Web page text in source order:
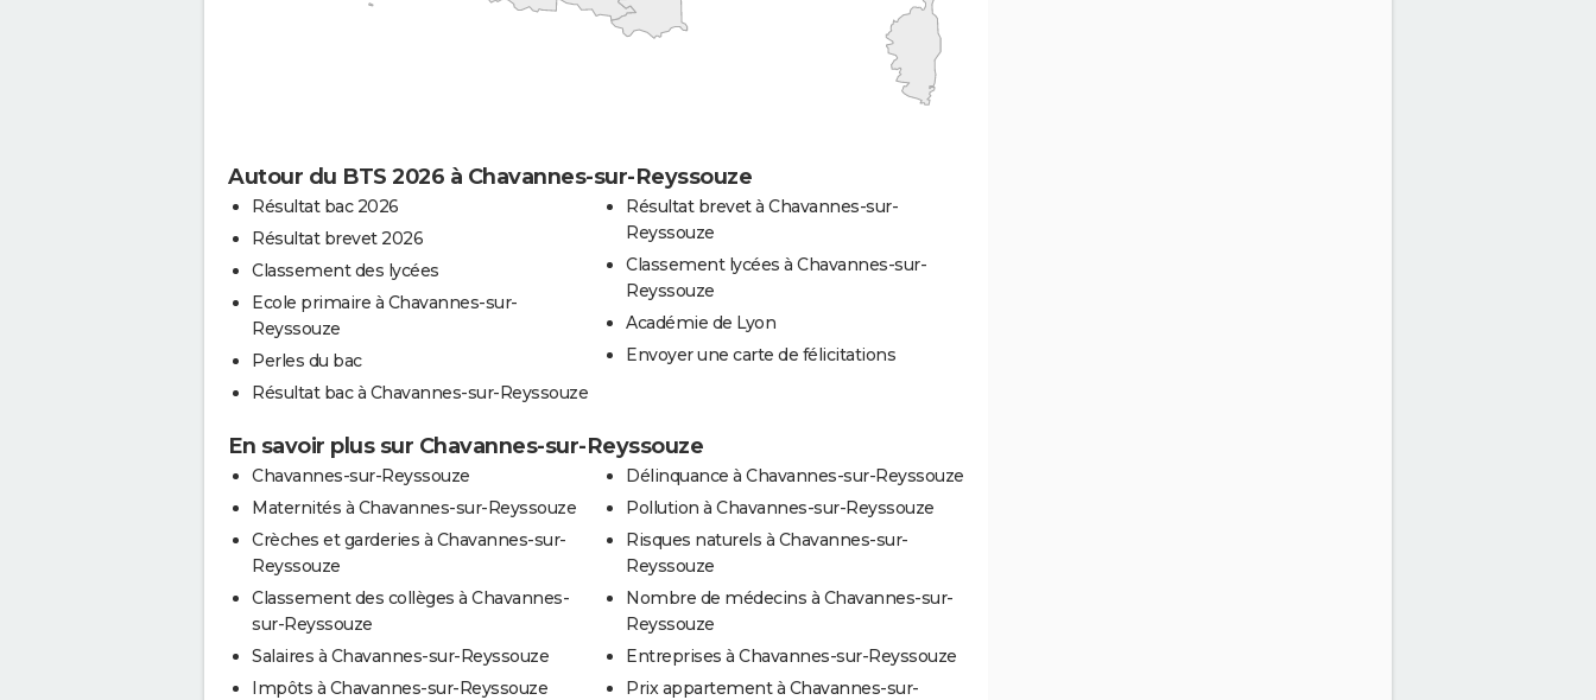
Autour du BTS 2026 à Chavannes-sur-Reyssouze
Résultat bac 2026
Résultat brevet 2026
Classement des lycées
Ecole primaire à Chavannes-sur-
Reyssouze
Perles du bac
Résultat bac à Chavannes-sur-Reyssouze
Résultat brevet à Chavannes-sur-
Reyssouze
Classement lycées à Chavannes-sur-
Reyssouze
Académie de Lyon
Envoyer une carte de félicitations
En savoir plus sur Chavannes-sur-Reyssouze
Chavannes-sur-Reyssouze
Maternités à Chavannes-sur-Reyssouze
Crèches et garderies à Chavannes-sur-
Reyssouze
Classement des collèges à Chavannes-
sur-Reyssouze
Salaires à Chavannes-sur-Reyssouze
Impôts à Chavannes-sur-Reyssouze
Délinquance à Chavannes-sur-Reyssouze
Pollution à Chavannes-sur-Reyssouze
Risques naturels à Chavannes-sur-
Reyssouze
Nombre de médecins à Chavannes-sur-
Reyssouze
Entreprises à Chavannes-sur-Reyssouze
Prix appartement à Chavannes-sur-